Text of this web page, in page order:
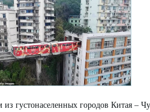
густонаселенных городов Китая –